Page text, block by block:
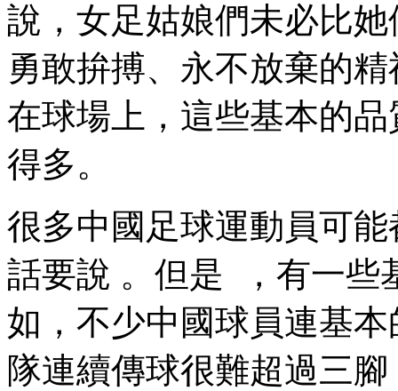
說，女足姑娘們未必比
勇敢拚搏、永不放棄的精
在球場上，這些基本
得多。
很多中國足球運動員可能
話要說 。但是  ，有一
如，不少中國球員連
隊連續傳球很難超過三腳